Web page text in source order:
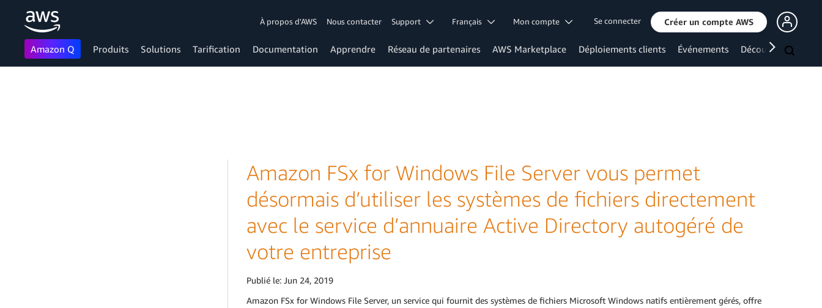
À propos d'AWS Nous contacter Support Français Mon compte Se connecter Créer un compte AWS
Amazon Q Produits Solutions Tarification Documentation Apprendre Réseau de partenaires AWS Marketplace Déploiements clients Événements Découvrir
Amazon FSx for Windows File Server vous permet
désormais d’utiliser les systèmes de fichiers directement
avec le service d’annuaire Active Directory autogéré de
votre entreprise
Publié le: Jun 24, 2019
Amazon FSx for Windows File Server, un service qui fournit des systèmes de fichiers Microsoft Windows natifs entièrement gérés, offre